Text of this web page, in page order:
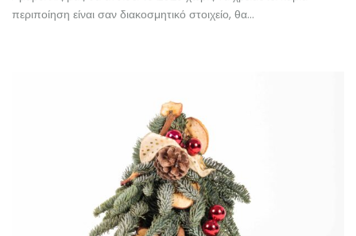
περιποίηση είναι σαν διακοσμητικό στοιχείο, θα…